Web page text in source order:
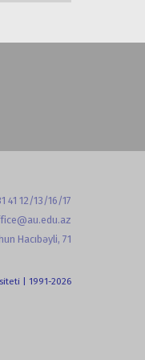
41 12/13/16/17
Hacıbəyli, 71
| 1991-2026